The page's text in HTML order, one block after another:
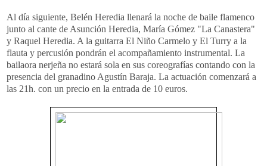
Al día siguiente, Belén Heredia llenará la noche de baile flamenco
junto al cante de Asunción Heredia, María Gómez "La Canastera"
y Raquel Heredia. A la guitarra El Niño Carmelo y El Turry a la
flauta y percusión pondrán el acompañamiento instrumental. La
bailaora nerjeña no estará sola en sus coreografías contando con la
presencia del granadino Agustín Baraja. La actuación comenzará a
las 21h. con un precio en la entrada de 10 euros.